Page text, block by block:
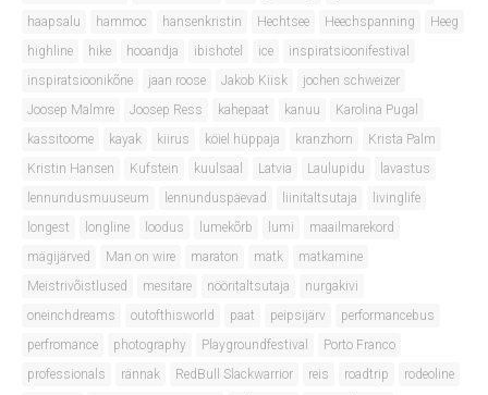
haapsalu
hammoc hansenkristin Hechtsee Heechspanning
Heeg
highline
hike hooandja ibishotel ice
inspiratsioonifestival
inspiratsioonikõne
jaan roose Jakob Kiisk
jochen schweizer
Joosep Malmre
Joosep Ress kahepaat kanuu
Karolina Pugal
kassitoome
kayak kiirus köiel hüppaja kranzhorn
Krista Palm
Kristin Hansen
Kufstein kuulsaal Latvia Laulupidu
lavastus
lennundusmuuseum
lennunduspäevad liinitaltsutaja
livinglife
longest
longline loodus lumekõrb lumi
maailmarekord
mägijärved
Man on wire maraton matk
matkamine
Meistrivõistlused
mesitare nööritaltsutaja
nurgakivi
oneinchdreams
outofthisworld paat peipsijärv
performancebus
perfromance
photography Playgroundfestival
Porto Franco
professionals
rännak RedBull Slackwarrior reis roadtrip
rodeoline